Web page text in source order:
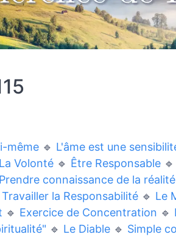
même 🔹 L'âme est une
La Volonté 🔹 Être Responsable 🔹
Prendre connaissance de la
Travailler la Responsabilité 🔹 Le
🔹 Exercice de Concentration 🔹
🔹 Le Diable 🔹 Simple